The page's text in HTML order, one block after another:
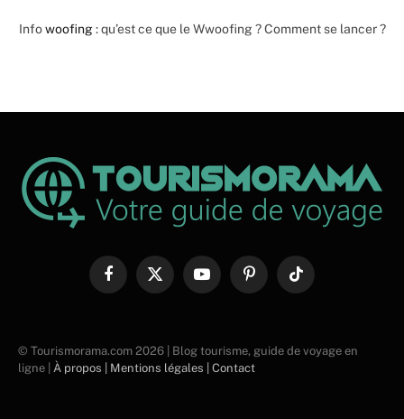
Infowoofing: qu’est ce que le Wwoofing ? Comment se lancer ?
FacebookX
YouTubePinterestTikTok
© Tourismorama.com 2026 | Blog tourisme, guide de voyage en
ligne | À propos | Mentions légales | Contact